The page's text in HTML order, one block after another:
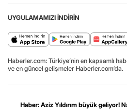
UYGULAMAMIZI İNDİRİN
Haberler.com: Türkiye’nin en kapsamlı
ve en güncel gelişmeler Haberler.com’da.
Haber: Aziz Yıldırım büyük geliyor!